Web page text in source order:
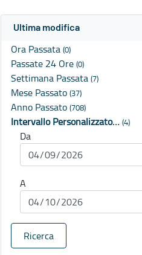
Ultima modifica
Ora Passata (0)
Passate 24 Ore (0)
Settimana Passata (7)
Mese Passato (37)
Anno Passato (708)
Intervallo Personalizzato… (4)
Da
A
Ricerca